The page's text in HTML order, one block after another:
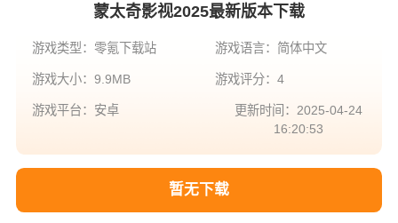
蒙太奇影视2025最新版本下载
游戏类型：零氪下载站 游戏语言：简体中文
游戏大小：9.9MB 游戏评分：4
游戏平台：安卓
更新时间：2025-04-24
16:20:53
暂无下载